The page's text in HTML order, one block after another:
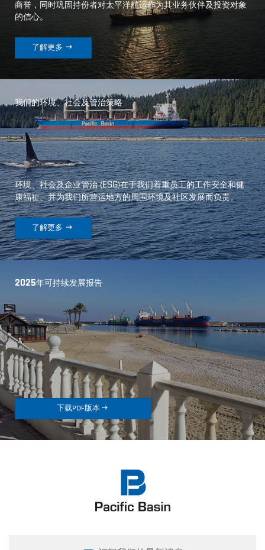
商誉，同时巩固持份者对太平洋航运作为其业务伙伴及投资对象
的信心。
了解更多 
我们的环境、社会及管治策略
环境、社会及企业管治(ESG)在于我们着重员工的工作安全和健
康福祉、并为我们所营运地方的周围环境及社区发展而负责。
了解更多 
2025年可持续发展报告
下载PDF版本 